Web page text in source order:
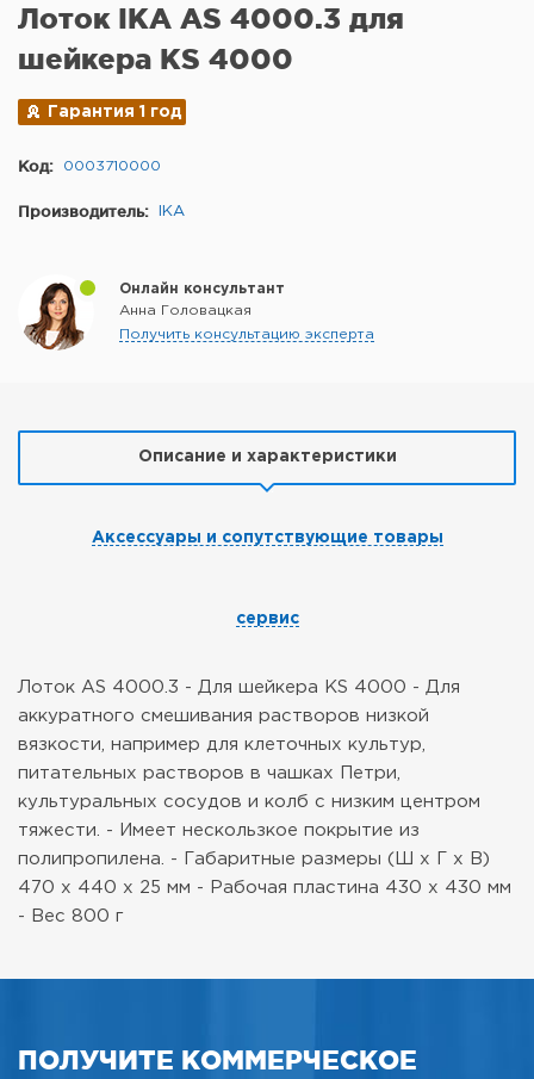
Лоток IKA AS 4000.3 для
шейкера KS 4000
Гарантия 1 год
Код: 0003710000
Производитель: IKA
Онлайн консультант
Анна Головацкая
Получить консультацию эксперта
Описание и характеристики
Аксессуары и сопутствующие товары
сервис
Лоток AS 4000.3 - Для шейкера KS 4000 - Для
аккуратного смешивания растворов низкой
вязкости, например для клеточных культур,
питательных растворов в чашках Петри,
культуральных сосудов и колб с низким центром
тяжести. - Имеет нескользкое покрытие из
полипропилена. - Габаритные размеры (Ш х Г х В)
470 х 440 х 25 мм - Рабочая пластина 430 х 430 мм
- Вес 800 г
ПОЛУЧИТЕ КОММЕРЧЕСКОЕ